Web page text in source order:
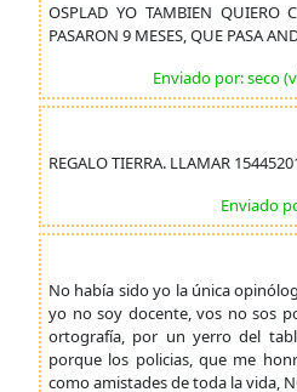
OSPLAD YO TAMBIEN QUIERO
PASARON 9 MESES, QUE PASA
Enviado por: seco
REGALO TIERRA. LLAMAR
Enviado
No había sido yo la única
yo no soy docente, vos no sos
ortografía, por un yerro del
porque los policias, que me
como amistades de toda la vida,